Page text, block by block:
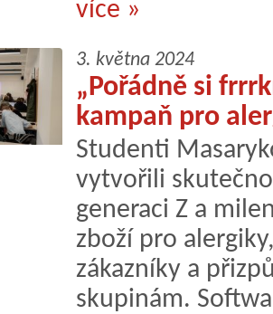
více »
3. května 2024
„Pořádně si
kampaň pro
Studenti
vytvořili
generaci Z a
zboží pro
zákazníky a
skupinám.